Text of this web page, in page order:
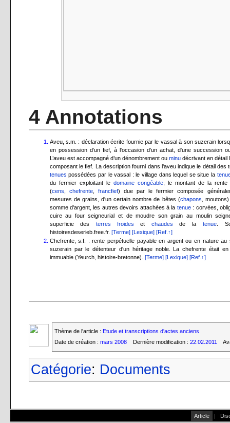
4 Annotations
Aveu, s.m. : déclaration écrite fournie par le vassal à son suzerain
en possession d’un fief, à l'occasion d'un achat, d'une succession
L’aveu est accompagné d’un dénombrement ou minudécrivant en détail
composant le fief. La description fourni dans l'aveu indique le détail des
tenues possédées par le vassal : le village dans lequel se situe la
du fermier exploitant le domaine congéable, le montant de la rente
(cens chefrente, francfief) due par le fermier composée
mesures de grains, d'un certain nombre de bêtes (chapons ,
somme d'argent, les autres devoirs attachées à la tenue: corvées,
cuire au four seigneurial et de moudre son grain au moulin
superficie des terres froides et chaudes de la tenue.
histoiresdeserieb.free.fr. [Terme] [Lexique] [Ref.↑]
Chefrente, s.f. : rente perpétuelle payable en argent ou en nature au
suzerain par le détenteur d'un héritage noble. La chefrente était en
immuable (Yeurch, histoire-bretonne). [Terme] [Lexique] [Ref.↑]
Thème de l'article : Etude et transcriptions d'actes anciens
Date de création : mars 2008 Dernière modification : 22.02.2011
Catégorie: Documents
Article |